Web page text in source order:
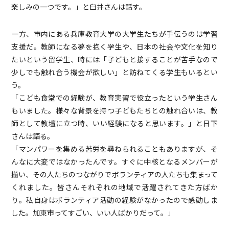
楽しみの一つです。」と臼井さんは話す。
一方、市内にある兵庫教育大学の大学生たちが手伝うのは学習
支援だ。教師になる夢を抱く学生や、日本の社会や文化を知り
たいという留学生、時には「子どもと接することが苦手なので
少しでも触れ合う機会が欲しい」と訪ねてくる学生もいるとい
う。
「こども食堂での経験が、教育実習で役立ったという学生さん
もいました。様々な背景を持つ子どもたちとの触れ合いは、教
師として教壇に立つ時、いい経験になると思います。」と日下
さんは語る。
「マンパワーを集める苦労を尋ねられることもありますが、そ
んなに大変ではなかったんです。すぐに中核となるメンバーが
揃い、その人たちのつながりでボランティアの人たちも集まって
くれました。皆さんそれぞれの地域で活躍されてきた方ばか
り。私自身はボランティア活動の経験がなかったので感動しま
した。加東市ってすごい、いい人ばかりだって。」